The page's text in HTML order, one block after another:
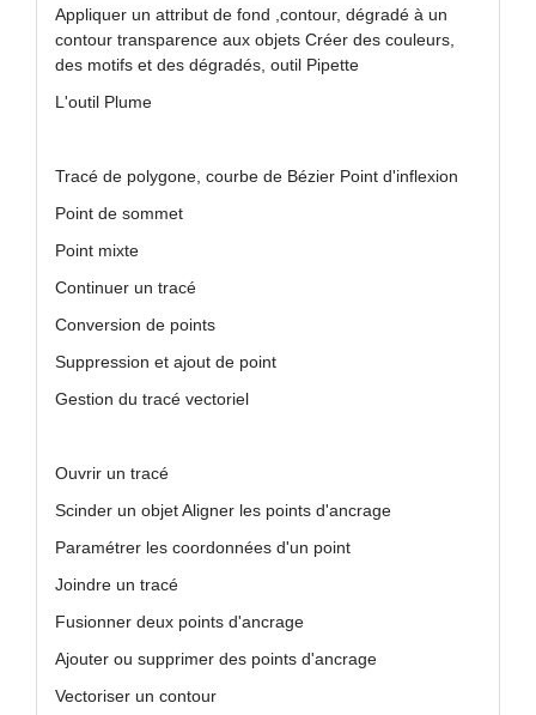
Appliquer un attribut de fond ,contour, dégradé à un
contour transparence aux objets Créer des couleurs,
des motifs et des dégradés, outil Pipette
L'outil Plume
Tracé de polygone, courbe de Bézier Point d'inflexion
Point de sommet
Point mixte
Continuer un tracé
Conversion de points
Suppression et ajout de point
Gestion du tracé vectoriel
Ouvrir un tracé
Scinder un objet Aligner les points d'ancrage
Paramétrer les coordonnées d'un point
Joindre un tracé
Fusionner deux points d'ancrage
Ajouter ou supprimer des points d'ancrage
Vectoriser un contour